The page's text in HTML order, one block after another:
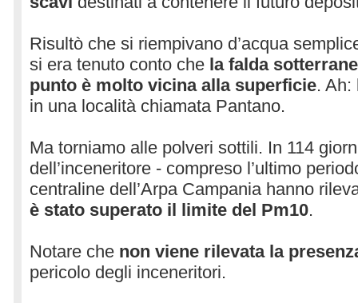
Risultò che si riempivano d’acqua
si era tenuto conto che la falda
punto è molto vicina alla superficie. Ah:
in una località chiamata Pantano.
Ma torniamo alle polveri sottili. In 114
dell’inceneritore - compreso l’ultimo
centraline dell’Arpa Campania hanno
è stato superato il limite del Pm10.
Notare che non viene rilevata la
pericolo degli inceneritori.